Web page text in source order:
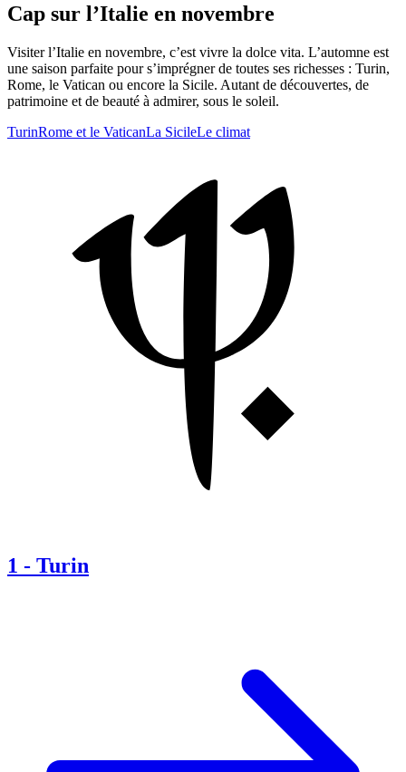
Cap sur l’Italie en novembre
Visiter l’Italie en novembre, c’est vivre la dolce vita. L’automne est
une saison parfaite pour s’imprégner de toutes ses richesses : Turin,
Rome, le Vatican ou encore la Sicile. Autant de découvertes, de
patrimoine et de beauté à admirer, sous le soleil.
TurinRome et le VaticanLa SicileLe climat
1 - Turin